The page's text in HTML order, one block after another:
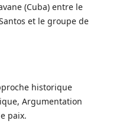
(Cuba) entre le
et le groupe de
historique
Argumentation
paix.